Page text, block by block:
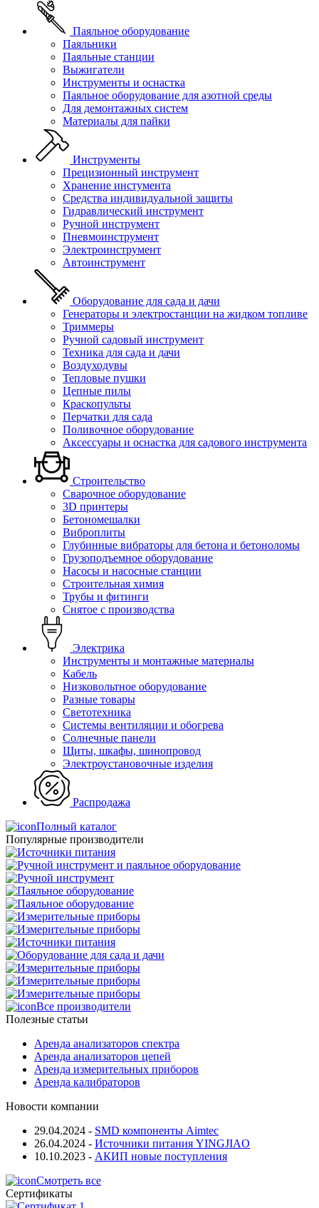
Паяльное оборудование
Паяльники
Паяльные станции
Выжигатели
Инструменты и оснастка
Паяльное оборудование для азотной среды
Для демонтажных систем
Материалы для пайки
Инструменты
Прецизионный инструмент
Хранение инстумента
Средства индивидуальной защиты
Гидравлический инструмент
Ручной инструмент
Пневмоинструмент
Электроинструмент
Автоинструмент
Оборудование для сада и дачи
Генераторы и электростанции на жидком топливе
Триммеры
Ручной садовый инструмент
Техника для сада и дачи
Воздуходувы
Тепловые пушки
Цепные пилы
Краскопульты
Перчатки для сада
Поливочное оборудование
Аксессуары и оснастка для садового инструмента
Строительство
Сварочное оборудование
3D принтеры
Бетономешалки
Виброплиты
Глубинные вибраторы для бетона и бетоноломы
Грузоподъемное оборудование
Насосы и насосные станции
Строительная химия
Трубы и фитинги
Снятое с производства
Электрика
Инструменты и монтажные материалы
Кабель
Низковольтное оборудование
Разные товары
Светотехника
Системы вентиляции и обогрева
Солнечные панели
Щиты, шкафы, шинопровод
Электроустановочные изделия
Распродажа
Полный каталог
Популярные производители
Все производители
Полезные статьи
Аренда анализаторов спектра
Аренда анализаторов цепей
Аренда измерительных приборов
Аренда калибраторов
Новости компании
29.04.2024 - SMD компоненты Aimtec
26.04.2024 - Источники питания YINGJIAO
10.10.2023 - АКИП новые поступления
Смотреть все
Сертификаты